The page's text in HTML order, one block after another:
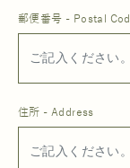
郵便番号 - Postal
住所 - Address